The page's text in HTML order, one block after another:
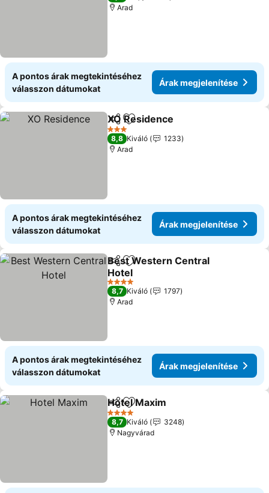
Arad
A pontos árak megtekintéséhez
válasszon dátumokat
Árak megjelenítése
Megosztás
Hozzáadás a kedvencekhez
XO Residence
3 Kategória
8,8 Kiváló
1233
Arad
A pontos árak megtekintéséhez
válasszon dátumokat
Árak megjelenítése
Megosztás
Hozzáadás a kedvencekhez
Best Western Central
Hotel
Árak megjelenítése
4 Kategória
8,7 Kiváló
1797
Arad
A pontos árak megtekintéséhez
válasszon dátumokat
Árak megjelenítése
Megosztás
Hozzáadás a kedvencekhez
Hotel Maxim
4 Kategória
8,7 Kiváló
3248
Nagyvárad